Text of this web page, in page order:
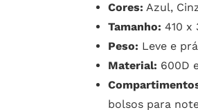
Cores: Azul,
Tamanho: 410 x
Peso: Leve e
Material: 600D
bolsos para